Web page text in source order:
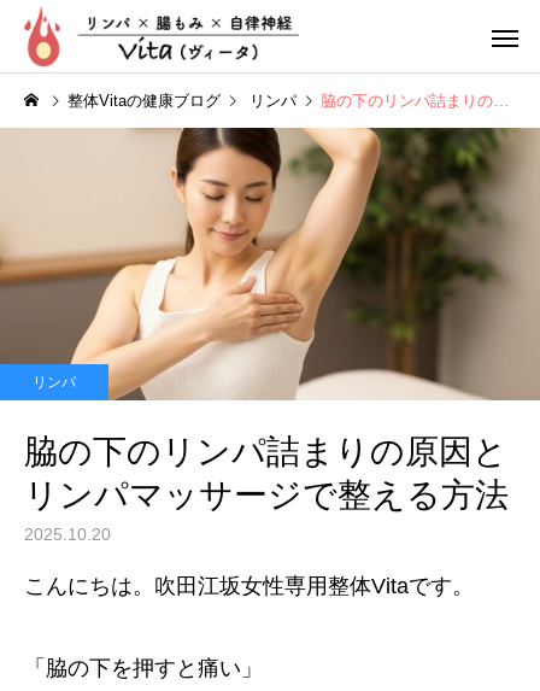
リンパ整体 腸もみ
整体Vitaの健康ブログ リンパ 脇の下のリンパ詰まりの原因とリンパマッサージで整える方法
リンパ
脇の下のリンパ詰まりの原因と
リンパマッサージで整える方法
2025.10.20
こんにちは。吹田江坂女性専用整体Vitaです。
「脇の下を押すと痛い」